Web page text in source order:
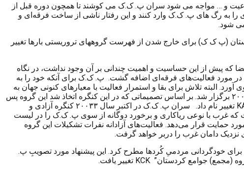
و … مواجه می شود سران پ. ک.ک می کوشند تا همچون دوره قبل از
ای را به رگ های پ. ک.ک وارد کنند و این رفتار ناشی از ساخت فرقه‌ای و
شود.
(پ ک ک) برای خارج شدن از فهرست گروههای تروریستی بارها تغییر
در واقع این فضا که پیش از این حساسیت و اهمیت چندانی بر آن وجود نداشت، در نگاه
در مورد فعالیت‌های فرقه‌ای اضافه گشت. پ. ک.ک برای آنکه خود را به
البته تلاش برای بقا و استمرار فعالیت با معیارهای کنونی جهان به
منظور جلب حمایت کشورهای غربی و در رأس آن آمریکا نیز در این تغییر نام ها دخیل بود. هشتمین کنگره گروه پ. ک.ک در فوریه ۲۰۰۲ برگزار شد. بر اساس تصمیماتی که در این کنگره اتخاذ شد این گروه پس
تغییر نام داد. سران پ. ک.ک در اکتبر سال ۲۰۰۳۳ کنگره آزادی و
که غرب با نوعی ریاکاری و برخورد دوگانه از سوی پ. ک.ک را در لیست
حمایت قرار می‌دهد. فعالیت‌های آزادانه نفرات تشکیلات این گروه
دامان غرب را دربر خواهد گرفت.
” را برای خودگردانی مردمیِ کُردها مطرح کرد. این پیشنهاد مورد تصویبِ پ.
KCK تغییر یافت.